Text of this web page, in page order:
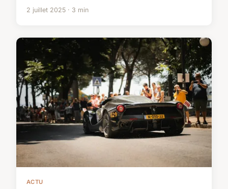
2 juillet 2025 · 3 min
ACTU